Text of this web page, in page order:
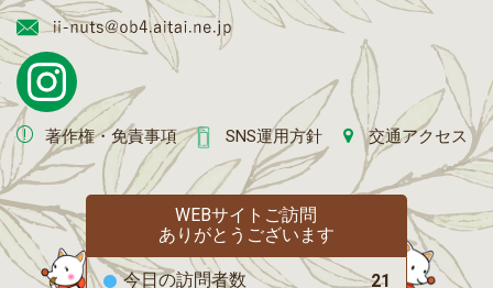
著作権・免責事項 SNS運用方針 交通アクセス
WEBサイトご訪問
ありがとうございます